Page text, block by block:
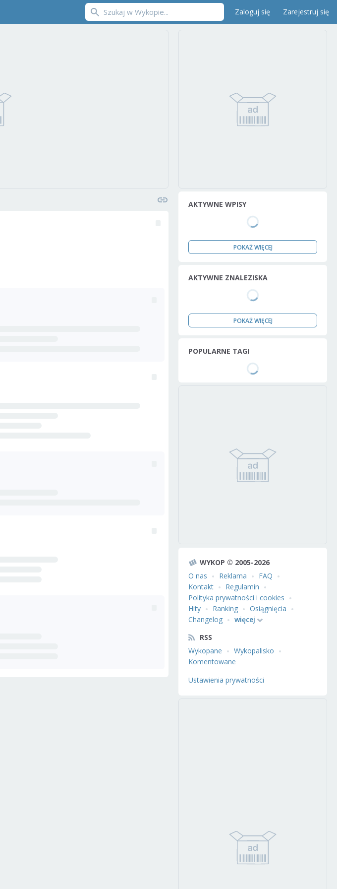
Zaloguj się Zarejestruj się
AKTYWNE WPISY
POKAŻ WIĘCEJ
AKTYWNE ZNALEZISKA
POKAŻ WIĘCEJ
POPULARNE TAGI
WYKOP © 2005-2026
O nas
Reklama
FAQ
Kontakt
Regulamin
Polityka prywatności i cookies
Hity
Ranking
Osiągnięcia
Changelog
więcej
RSS
Wykopane
Wykopalisko
Komentowane
Ustawienia prywatności